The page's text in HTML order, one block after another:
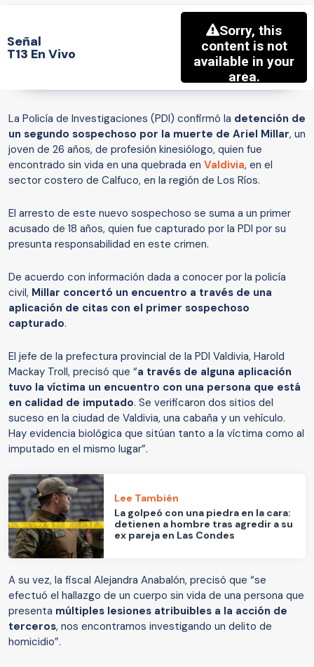
Señal
T13 En Vivo
La Policía de Investigaciones (PDI) confirmó la detención de
un segundo sospechoso por la muerte de Ariel Millar, un
joven de 26 años, de profesión kinesiólogo, quien fue
encontrado sin vida en una quebrada en Valdivia, en el
sector costero de Calfuco, en la región de Los Ríos.
El arresto de este nuevo sospechoso se suma a un primer
acusado de 18 años, quien fue capturado por la PDI por su
presunta responsabilidad en este crimen.
De acuerdo con información dada a conocer por la policía
civil, Millar concertó un encuentro a través de una
aplicación de citas con el primer sospechoso
capturado.
El jefe de la prefectura provincial de la PDI Valdivia, Harold
Mackay Troll, precisó que “a través de alguna aplicación
tuvo la víctima un encuentro con una persona que está
en calidad de imputado. Se verificaron dos sitios del
suceso en la ciudad de Valdivia, una cabaña y un vehículo.
Hay evidencia biológica que sitúan tanto a la víctima como al
imputado en el mismo lugar”.
Lee También
La golpeó con una piedra en la cara:
detienen a hombre tras agredir a su
ex pareja en Las Condes
A su vez, la fiscal Alejandra Anabalón, precisó que “se
efectuó el hallazgo de un cuerpo sin vida de una persona que
presenta múltiples lesiones atribuibles a la acción de
terceros, nos encontramos investigando un delito de
homicidio”.